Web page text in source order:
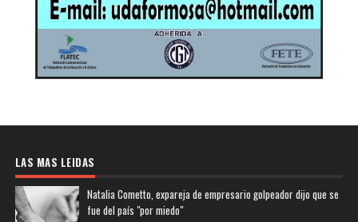
LAS MAS LEIDAS
Natalia Cometto, expareja de empresario golpeador dijo que se
fue del país "por miedo"